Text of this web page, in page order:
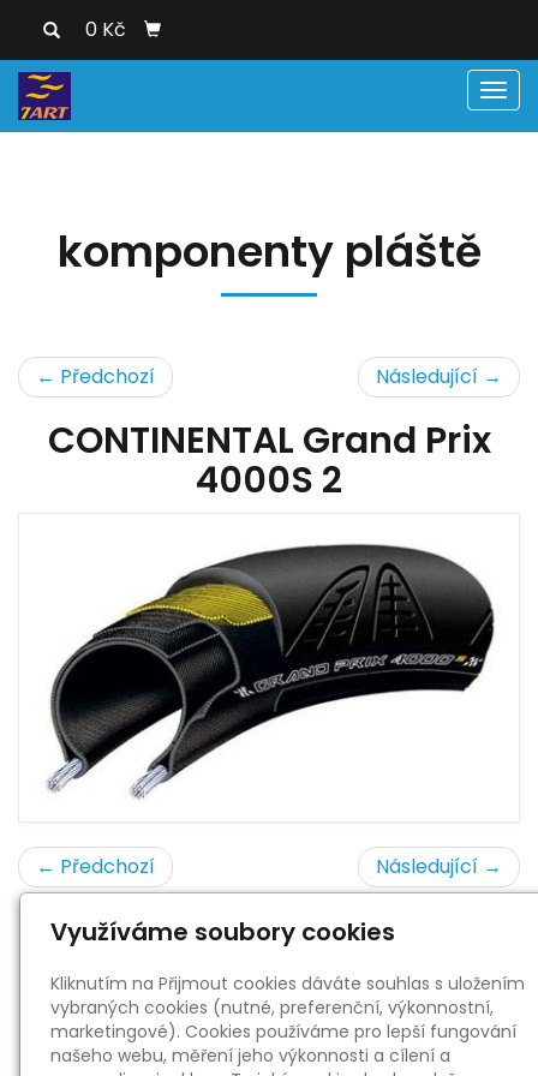
0 Kč
komponenty pláště
← Předchozí Následující →
CONTINENTAL Grand Prix
4000S 2
← Předchozí Následující →
Využíváme soubory cookies
Kliknutím na Přijmout cookies dáváte souhlas s uložením
vybraných cookies (nutné, preferenční, výkonnostní,
marketingové). Cookies používáme pro lepší fungování
našeho webu, měření jeho výkonnosti a cílení a